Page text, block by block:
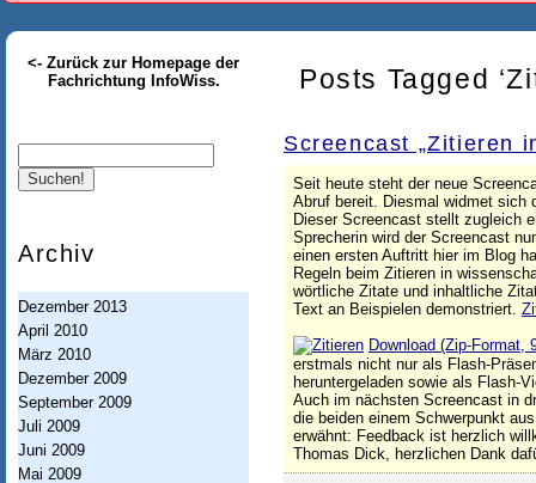
-
h
r
c
h
t
u
n
g
I
<- Zurück zur Homepage der
Fachrichtung InfoWiss.
Archiv
Dezember 2013
April 2010
März 2010
Dezember 2009
September 2009
Juli 2009
Juni 2009
Mai 2009
Posts Tagged
Screencast „Zitieren
Seit heute steht der neue
Abruf bereit. Diesmal widmet sich
Dieser Screencast stellt zugleich
Sprecherin wird der Screencast
einen ersten Auftritt hier im Blog
Regeln beim Zitieren in
wörtliche Zitate und inhaltliche
Text an Beispielen demonstriert.
Download (Zip-Format,
erstmals nicht nur als Flash-
heruntergeladen sowie als Flash-
Auch im nächsten Screencast in
die beiden einem Schwerpunkt
erwähnt: Feedback ist herzlich
Thomas Dick, herzlichen Dank